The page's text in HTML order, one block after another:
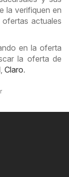
la verifiquen en
actuales
en la oferta
la oferta de
, Claro.